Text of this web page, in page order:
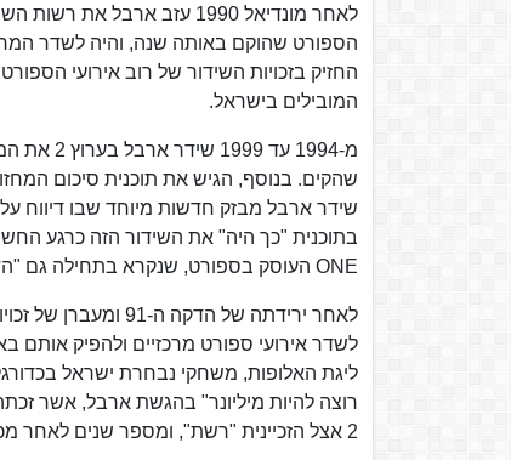
לאחר מונדיאל 1990 עזב
הספורט שהוקם באותה שנה, והיה לשדר
החזיק בזכויות השידור של רוב אירועי
המובילים בישראל.
מ-1994
שידר ארבל מבזק חדשות מיוחד שבו דיווח
ONE העוסק בספורט, שנקרא בתחילה גם "הדקה ה-91" על שם תוכנית סיכום המחזור שהגיש.
לשדר אירועי ספורט מרכזיים ולהפיק
2 אצל הזכיינית "רשת", ומספר שנים לאחר מכן עברה לערוץ 10.